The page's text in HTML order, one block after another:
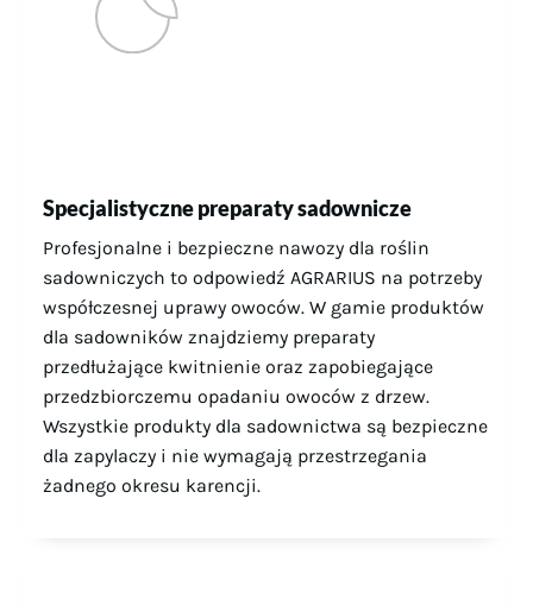
Specjalistyczne preparaty sadownicze
Profesjonalne i bezpieczne nawozy dla roślin
sadowniczych to odpowiedź AGRARIUS na potrzeby
współczesnej uprawy owoców. W gamie produktów
dla sadowników znajdziemy preparaty
przedłużające kwitnienie oraz zapobiegające
przedzbiorczemu opadaniu owoców z drzew.
Wszystkie produkty dla sadownictwa są bezpieczne
dla zapylaczy i nie wymagają przestrzegania
żadnego okresu karencji.